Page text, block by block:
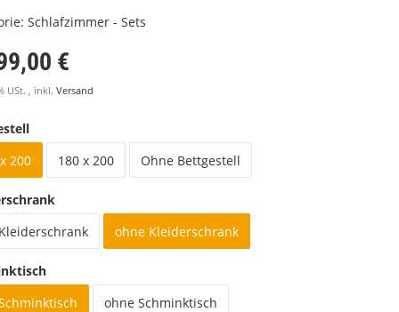
Schlafzimmer - Sets
€
USt. , inkl. Versand
200
180 x 200 Ohne Bettgestell
ohne Kleiderschrank
ohne Schminktisch